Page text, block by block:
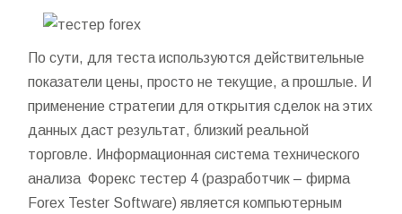
По сути, для теста используются действительные
показатели цены, просто не текущие, а прошлые. И
применение стратегии для открытия сделок на этих
данных даст результат, близкий реальной
торговле. Информационная система технического
анализа Форекс тестер 4 (разработчик – фирма
Forex Tester Software) является компьютерным